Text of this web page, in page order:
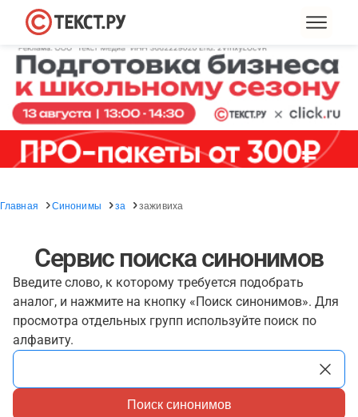
Главная Синонимы за заживиха
Сервис поиска синонимов
Введите слово, к которому требуется подобрать
аналог, и нажмите на кнопку «Поиск синонимов». Для
просмотра отдельных групп используйте поиск по
алфавиту.
Поиск синонимов